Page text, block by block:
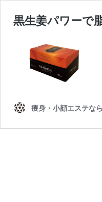
黒生姜パワーで
痩身・小顔エステな